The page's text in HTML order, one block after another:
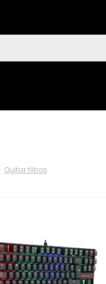
Quitar filtros